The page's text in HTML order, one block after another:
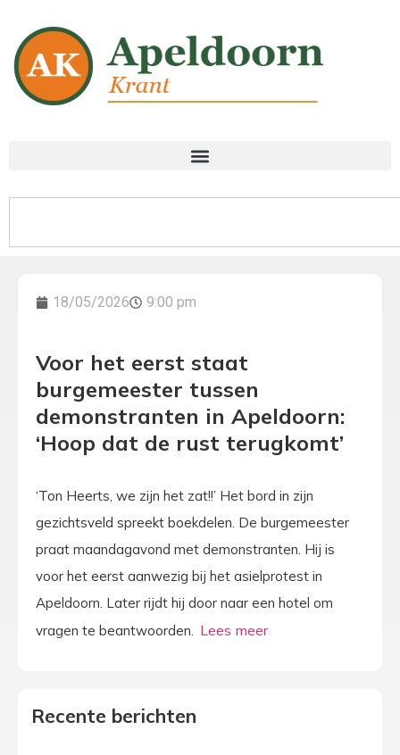
18/05/2026 9:00 pm
Voor het eerst staat
burgemeester tussen
demonstranten in Apeldoorn:
‘Hoop dat de rust terugkomt’
‘Ton Heerts, we zijn het zat!!’ Het bord in zijn
gezichtsveld spreekt boekdelen. De burgemeester
praat maandagavond met demonstranten. Hij is
voor het eerst aanwezig bij het asielprotest in
Apeldoorn. Later rijdt hij door naar een hotel om
vragen te beantwoorden.
Recente berichten